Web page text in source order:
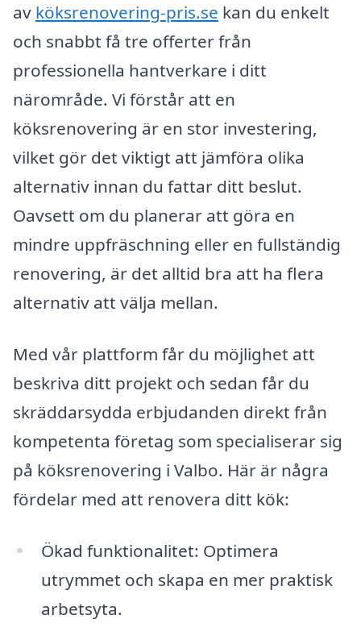
av köksrenovering-pris.se kan du enkelt
och snabbt få tre offerter från
professionella hantverkare i ditt
närområde. Vi förstår att en
köksrenovering är en stor investering,
vilket gör det viktigt att jämföra olika
alternativ innan du fattar ditt beslut.
Oavsett om du planerar att göra en
mindre uppfräschning eller en fullständig
renovering, är det alltid bra att ha flera
alternativ att välja mellan.
Med vår plattform får du möjlighet att
beskriva ditt projekt och sedan får du
skräddarsydda erbjudanden direkt från
kompetenta företag som specialiserar sig
på köksrenovering i Valbo. Här är några
fördelar med att renovera ditt kök:
Ökad funktionalitet: Optimera
utrymmet och skapa en mer praktisk
arbetsyta.